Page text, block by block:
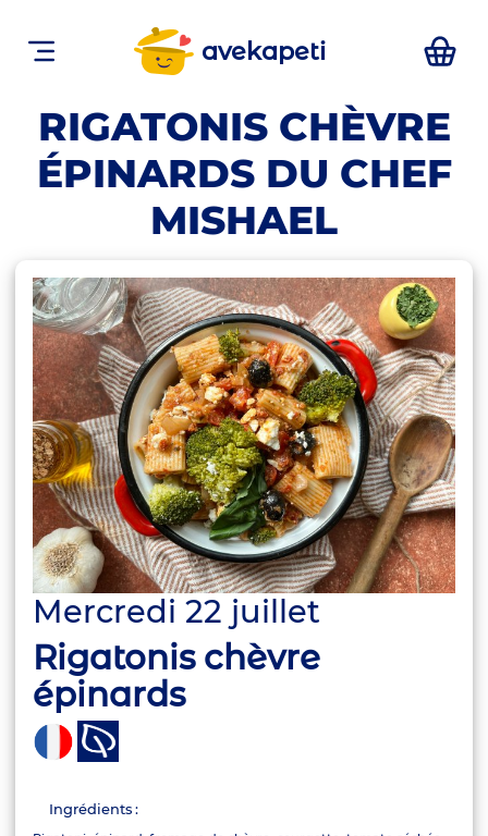
avekapeti
RIGATONIS CHÈVRE
ÉPINARDS DU CHEF
MISHAEL
Mercredi 22 juillet
Rigatonis chèvre
épinards
Ingrédients :